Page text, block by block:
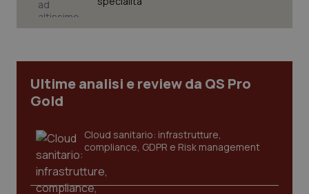
Ultime analisi e review da QS Pro
Gold
Cloud sanitario: infrastrutture,
compliance, GDPR e Risk management
sito web abilitandone funzionalità di base quali la
protette del sito. Il sito web non è in grado di
VISITOR_PRIVACY_METADATA
YouTube
.youtube.com